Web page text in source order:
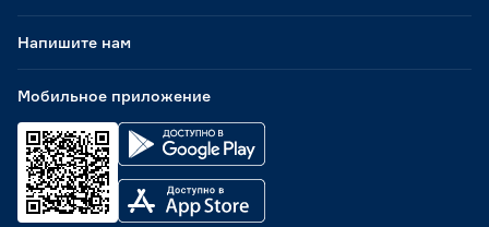
Мобильное приложение
Напишите нам